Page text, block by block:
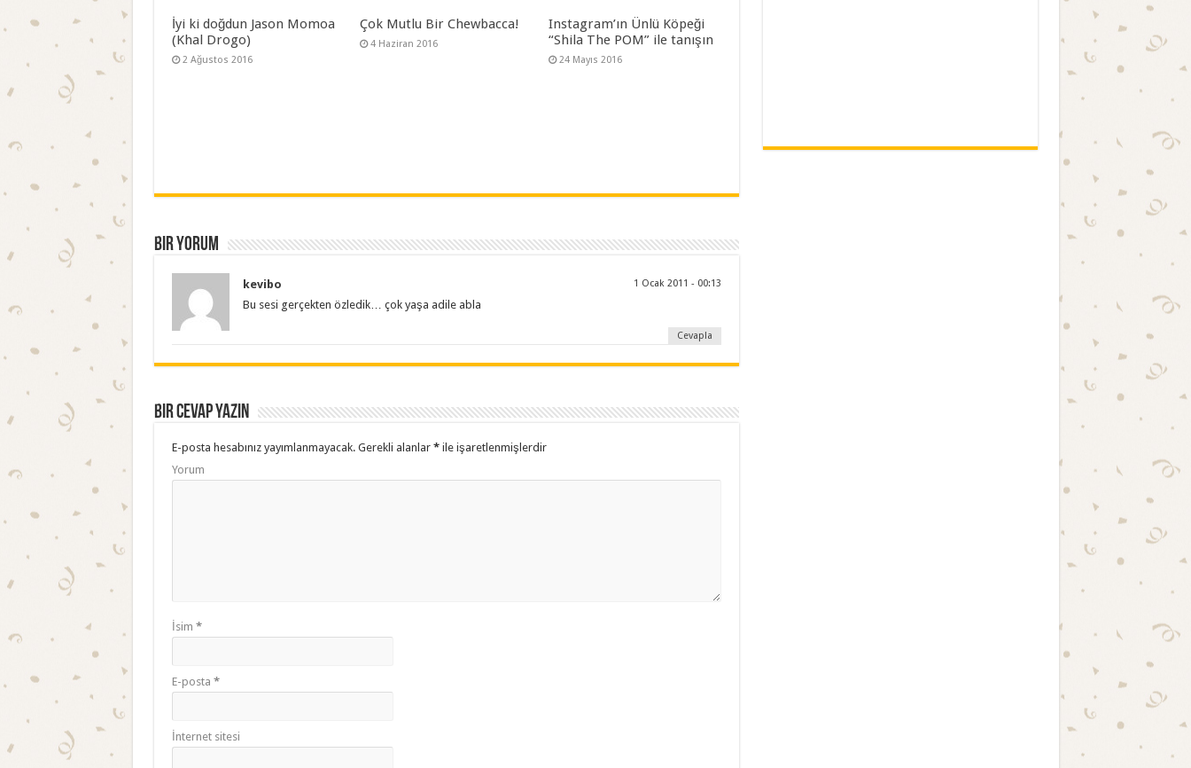
İyi ki doğdun Jason Momoa
(Khal Drogo)
2 Ağustos 2016
Çok Mutlu Bir Chewbacca!
4 Haziran 2016
Instagram’ın Ünlü Köpeği
“Shila The POM” ile tanışın
24 Mayıs 2016
Bir yorum
kevibo 1 Ocak 2011 - 00:13
Bu sesi gerçekten özledik… çok yaşa adile abla
Cevapla
Bir cevap yazın
E-posta hesabınız yayımlanmayacak.Gerekli alanlar *ile işaretlenmişlerdir
Yorum
İsim *
E-posta *
İnternet sitesi